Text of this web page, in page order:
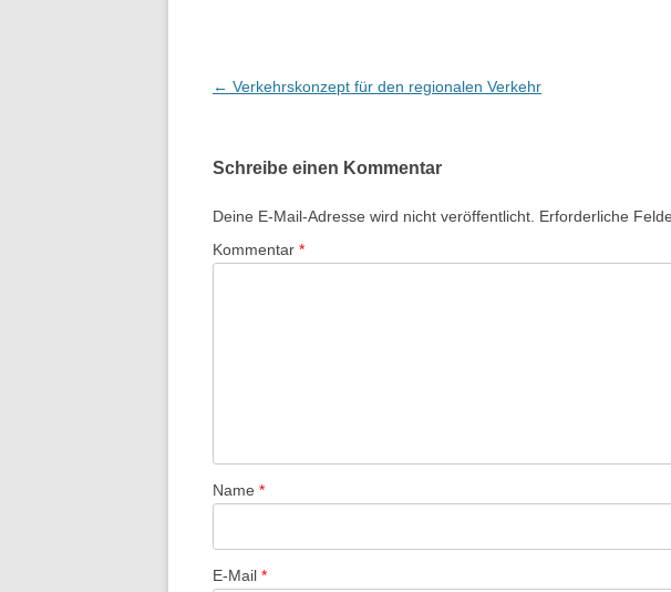
B
t
r
a
i
g
t
i
← Verkehrskonzept für den regionalen Verkehr
Schreibe einen Kommentar
Deine E-Mail-Adresse wird nicht veröffentlicht. Erforderliche
Kommentar *
Name *
E-Mail *